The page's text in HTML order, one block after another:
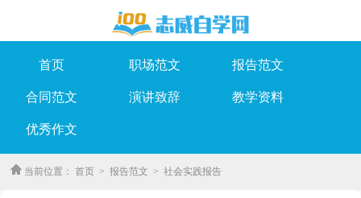
首页 职场范文 报告范文
合同范文 演讲致辞 教学资料
优秀作文
当前位置： 首页 > 报告范文 > 社会实践报告